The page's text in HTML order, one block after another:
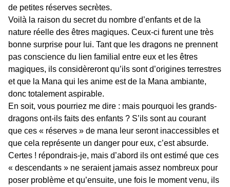
de petites réserves secrètes.
Voilà la raison du secret du nombre d’enfants et de la
nature réelle des êtres magiques. Ceux-ci furent une très
bonne surprise pour lui. Tant que les dragons ne prennent
pas conscience du lien familial entre eux et les êtres
magiques, ils considèreront qu’ils sont d’origines terrestres
et que la Mana qui les anime est de la Mana ambiante,
donc totalement aspirable.
En soit, vous pourriez me dire : mais pourquoi les grands-
dragons ont-ils faits des enfants ? S’ils sont au courant
que ces « réserves » de mana leur seront inaccessibles et
que cela représente un danger pour eux, c’est absurde.
Certes ! répondrais-je, mais d’abord ils ont estimé que ces
« descendants » ne seraient jamais assez nombreux pour
poser problème et qu’ensuite, une fois le moment venu, ils